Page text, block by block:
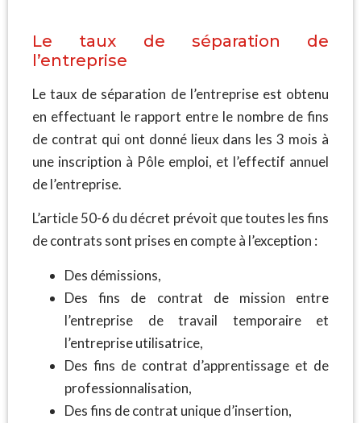
Le taux de séparation de
l’entreprise
Le taux de séparation de l’entreprise est obtenu
en effectuant le rapport entre le nombre de fins
de contrat qui ont donné lieux dans les 3 mois à
une inscription à Pôle emploi, et l’effectif annuel
de l’entreprise.
L’article 50-6 du décret prévoit que toutes les fins
de contrats sont prises en compte à l’exception :
Des démissions,
Des fins de contrat de mission entre
l’entreprise de travail temporaire et
l’entreprise utilisatrice,
Des fins de contrat d’apprentissage et de
professionnalisation,
Des fins de contrat unique d’insertion,